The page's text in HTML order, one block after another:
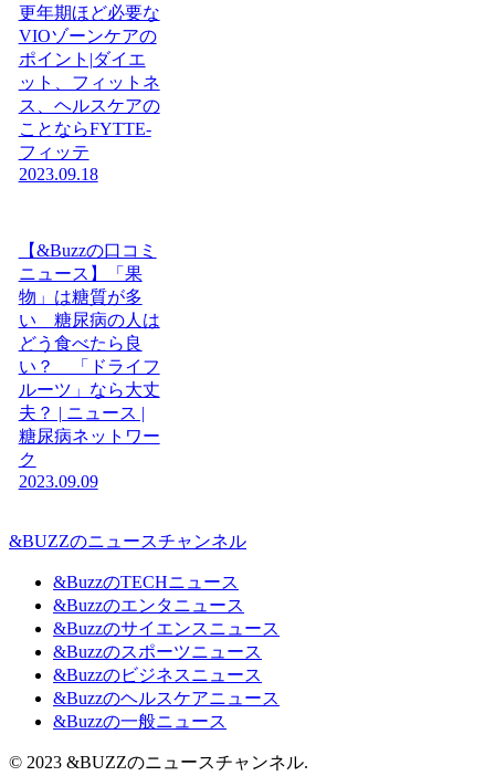
更年期ほど必要な
VIOゾーンケアの
ポイント|ダイエ
ット、フィットネ
ス、ヘルスケアの
ことならFYTTE-
フィッテ
2023.09.18
【&Buzzの口コミ
ニュース】「果
物」は糖質が多
い 糖尿病の人は
どう食べたら良
い？ 「ドライフ
ルーツ」なら大丈
夫？ | ニュース |
糖尿病ネットワー
ク
2023.09.09
&BUZZのニュースチャンネル
&BuzzのTECHニュース
&Buzzのエンタニュース
&Buzzのサイエンスニュース
&Buzzのスポーツニュース
&Buzzのビジネスニュース
&Buzzのヘルスケアニュース
&Buzzの一般ニュース
© 2023 &BUZZのニュースチャンネル.